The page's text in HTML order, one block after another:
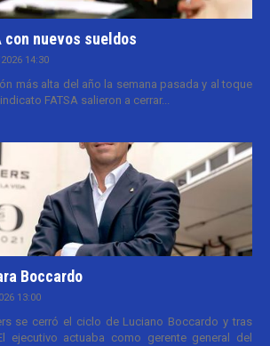
con nuevos sueldos
14:30
más alta del año la semana pasada y al toque
FATSA salieron a cerrar...
Boccardo
13:00
se cerró el ciclo de Luciano Boccardo y tras
ejecutivo actuaba como gerente general del